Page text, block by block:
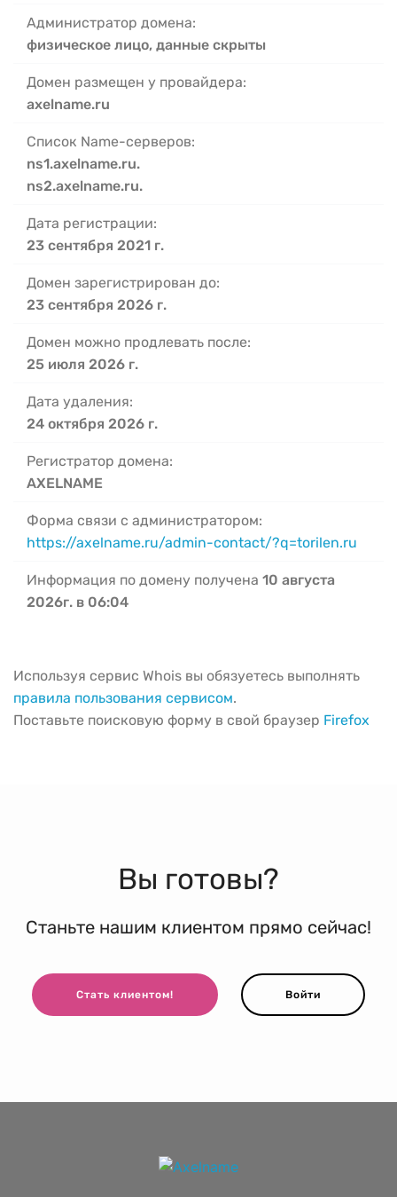
Администратор домена:
физическое лицо, данные скрыты
Домен размещен у провайдера:
axelname.ru
Список Name-серверов:
ns1.axelname.ru.
ns2.axelname.ru.
Дата регистрации:
23 сентября 2021 г.
Домен зарегистрирован до:
23 сентября 2026 г.
Домен можно продлевать после:
25 июля 2026 г.
Дата удаления:
24 октября 2026 г.
Регистратор домена:
AXELNAME
Форма связи с администратором:
https://axelname.ru/admin-contact/?q=torilen.ru
Информация по домену получена 10 августа
2026г. в 06:04
Используя сервис Whois вы обязуетесь выполнять
правила пользования сервисом.
Поставьте поисковую форму в свой браузер Firefox
Вы готовы?
Станьте нашим клиентом прямо сейчас!
Стать клиентом! Войти